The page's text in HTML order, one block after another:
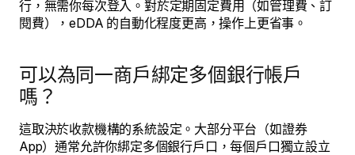
行，無需你每次登入。對於定期固定費用（如管理費、訂
閱費），eDDA 的自動化程度更高，操作上更省事。
可以為同一商戶綁定多個銀行帳戶
嗎？
這取決於收款機構的系統設定。大部分平台（如證券
App）通常允許你綁定多個銀行戶口，每個戶口獨立設立